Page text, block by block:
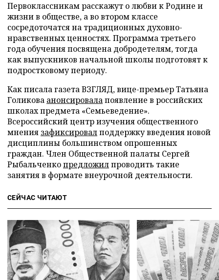
Первоклассникам расскажут о любви к Родине и
жизни в обществе, а во втором классе
сосредоточатся на традиционных духовно-
нравственных ценностях. Программа третьего
года обучения посвящена добродетелям, тогда
как выпускников начальной школы подготовят к
подростковому периоду.
Как писала газета ВЗГЛЯД, вице-премьер Татьяна
Голикова анонсировалапоявление в российских
школах предмета «Семьеведение».
Всероссийский центр изучения общественного
мнения зафиксировалподдержку введения новой
дисциплины большинством опрошенных
граждан. Член Общественной палаты Сергей
Рыбальченкопредложилпроводить такие
занятия в формате внеурочной деятельности.
СЕЙЧАС ЧИТАЮТ